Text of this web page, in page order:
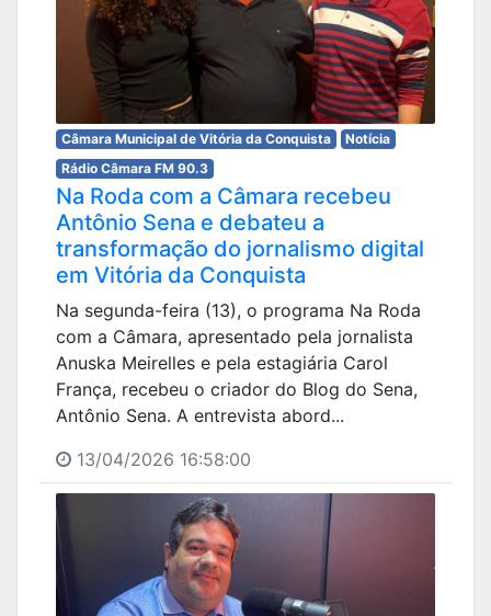
Câmara Municipal de Vitória da Conquista
Notícia
Rádio Câmara FM 90.3
Na Roda com a Câmara recebeu
Antônio Sena e debateu a
transformação do jornalismo digital
em Vitória da Conquista
Na segunda-feira (13), o programa Na Roda
com a Câmara, apresentado pela jornalista
Anuska Meirelles e pela estagiária Carol
França, recebeu o criador do Blog do Sena,
Antônio Sena. A entrevista abord...
13/04/2026 16:58:00